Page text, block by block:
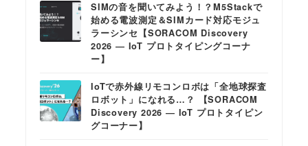
SIMの音を聞いてみよう！？M5Stackで
始める電波測定＆SIMカード対応モジュ
ラーシンセ【SORACOM Discovery
2026 ― IoT プロトタイピングコーナ
ー】
IoTで赤外線リモコンロボは「全地球探査
ロボット」になれる…？ 【SORACOM
Discovery 2026 ― IoT プロトタイピン
グコーナー】